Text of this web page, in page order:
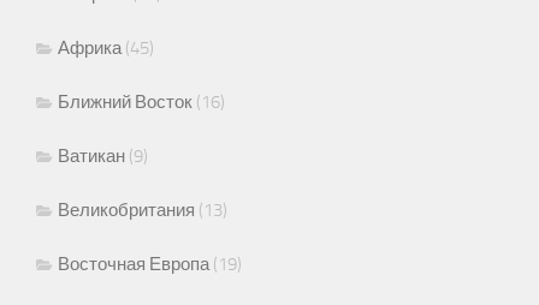
Африка(45)
Ближний Восток (16)
Ватикан (9)
Великобритания (13)
Восточная Европа(19)